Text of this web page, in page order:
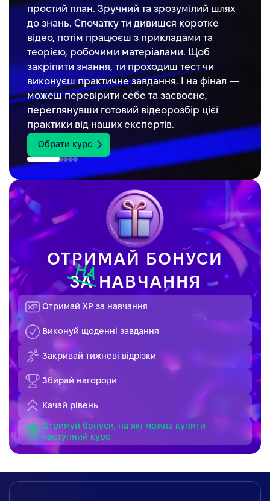
простий план. Зручний та зрозумілий шлях
до знань. Спочатку ти дивишся коротке
відео, потім працюєш з прикладами та
теорією, робочими матеріалами. Щоб
закріпити знання, ти проходиш тест чи
виконуєш практичне завдання. І на фінал —
можеш перевірити себе та засвоєне,
переглянувши готовий відеорозбір цієї
практики від наших експертів.
Обрати курс
ОТРИМАЙ БОНУСИ
ЗАНАВЧАННЯ
Отримай XP за навчання
Виконуй щоденні завдання
Закривай тижневі відрізки
Збирай нагороди
Качай рівень
Отримуй бонуси, на які можна купити
наступний курс